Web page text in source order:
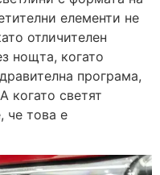
елементи не
отличителен
нощта, когато
програма,
когато светят
че това е